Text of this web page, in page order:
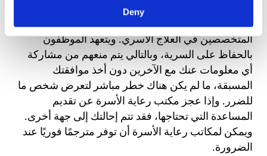
Deny
يتألف العاملون في مكاتب رعاية الأسرة من الأطباء
النفسيين والتربويين، والأخصائيين الاجتماعيين
المتخصصين في العلاج الأسري. ويتعهد الموظفون
بالحفاظ على السرية، وبالتالي يتم منعهم من مشاركة
أي معلومات عنك مع الآخرين دون أخذ موافقتك
المسبقة، ما لم يكن هناك خطر مباشر لتعرض شخص ما
للضرر. وإذا عجز مكتب رعاية الأسرة عن تقديم
المساعدة التي تحتاجها، فقد تتم إحالتك إلى جهة أخرى.
ويمكن لمكاتب رعاية الأسرة أن توفر مترجمًا فوريًا عند
الضرورة.